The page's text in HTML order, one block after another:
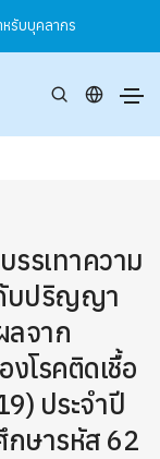
หรับบุคลากร
รรเทาความ
ดับปริญญา
ลจาก
โรคติดเชื้อ
ประจำปี
ษารหัส 62